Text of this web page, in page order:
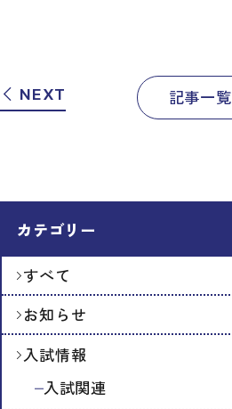
NEXT 記事一覧
カテゴリー
すべて
お知らせ
入試情報
入試関連